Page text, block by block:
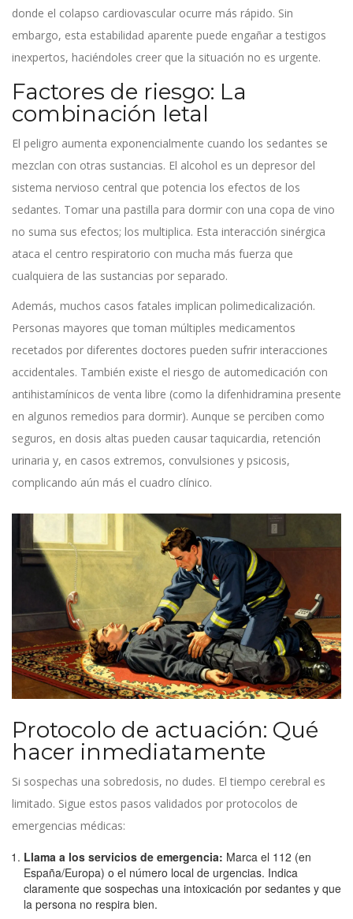
donde el colapso cardiovascular ocurre más rápido. Sin
embargo, esta estabilidad aparente puede engañar a testigos
inexpertos, haciéndoles creer que la situación no es urgente.
Factores de riesgo: La
combinación letal
El peligro aumenta exponencialmente cuando los sedantes se
mezclan con otras sustancias. El alcohol es un depresor del
sistema nervioso central que potencia los efectos de los
sedantes. Tomar una pastilla para dormir con una copa de vino
no suma sus efectos; los multiplica. Esta interacción sinérgica
ataca el centro respiratorio con mucha más fuerza que
cualquiera de las sustancias por separado.
Además, muchos casos fatales implican polimedicalización.
Personas mayores que toman múltiples medicamentos
recetados por diferentes doctores pueden sufrir interacciones
accidentales. También existe el riesgo de automedicación con
antihistamínicos de venta libre (como la difenhidramina presente
en algunos remedios para dormir). Aunque se perciben como
seguros, en dosis altas pueden causar taquicardia, retención
urinaria y, en casos extremos, convulsiones y psicosis,
complicando aún más el cuadro clínico.
Protocolo de actuación: Qué
hacer inmediatamente
Si sospechas una sobredosis, no dudes. El tiempo cerebral es
limitado. Sigue estos pasos validados por protocolos de
emergencias médicas:
Llama a los servicios de emergencia: Marca el 112 (en
España/Europa) o el número local de urgencias. Indica
claramente que sospechas una intoxicación por sedantes y que
la persona no respira bien.